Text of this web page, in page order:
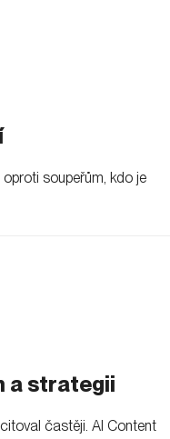
soupeřům, kdo je
a strategii
častěji. AI Content